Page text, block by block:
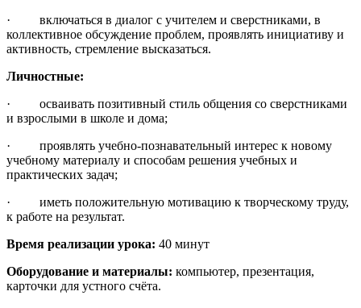
· включаться в диалог с учителем и сверстниками, в
коллективное обсуждение проблем, проявлять инициативу и
активность, стремление высказаться.
Личностные:
· осваивать позитивный стиль общения со сверстниками
и взрослыми в школе и дома;
· проявлять учебно-познавательный интерес к новому
учебному материалу и способам решения учебных и
практических задач;
· иметь положительную мотивацию к творческому труду,
к работе на результат.
Время реализации урока: 40 минут
Оборудование и материалы: компьютер, презентация,
карточки для устного счёта.